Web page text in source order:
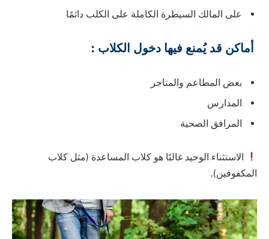
على المالك السيطرة الكاملة على الكلب دائمًا
أماكن قد يُمنع فيها دخول الكلاب :
بعض المطاعم والمتاجر
المدارس
المرافق الصحية
الاستثناء الوحيد غالبًا هو كلاب المساعدة (مثل كلاب
المكفوفين).